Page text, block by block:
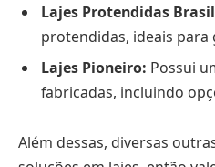
Lajes Protendidas
protendidas, ideais para
Lajes Pioneiro: Possui
fabricadas, incluindo
Além dessas, diversas